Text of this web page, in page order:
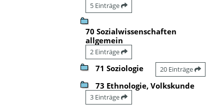
5 Einträge
70 Sozialwissenschaften
allgemein
2 Einträge
71 Soziologie 20 Einträge
73 Ethnologie, Volkskunde
3 Einträge